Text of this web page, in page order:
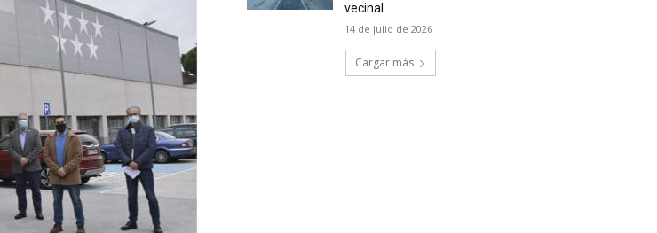
vecinal
14 de julio de 2026
Cargar más